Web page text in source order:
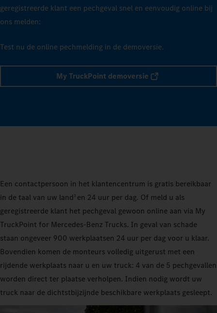
geregistreerde klant een pechgeval snel en eenvoudig online bij
ons melden:
Test nu de online pechmelding in de demoversie.
My TruckPoint demoversie
Een contactpersoon in het klantencentrum is gratis bereikbaar
in de taal van uw land3 en 24 uur per dag. Of meld u als
geregistreerde klant het pechgeval gewoon online aan via My
TruckPoint for Mercedes‑Benz Trucks. In geval van schade
staan ongeveer 900 werkplaatsen 24 uur per dag voor u klaar.
Bovendien komen de monteurs volledig uitgerust met een
rijdende werkplaats naar u en uw truck: 4 van de 5 pechgevallen
worden direct ter plaatse verholpen. Indien nodig wordt uw
truck naar de dichtstbijzijnde beschikbare werkplaats gesleept.